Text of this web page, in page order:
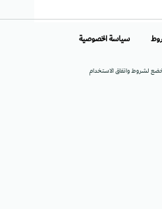
لشروط واتفاق الاستخدام
سياسة الخصوصية